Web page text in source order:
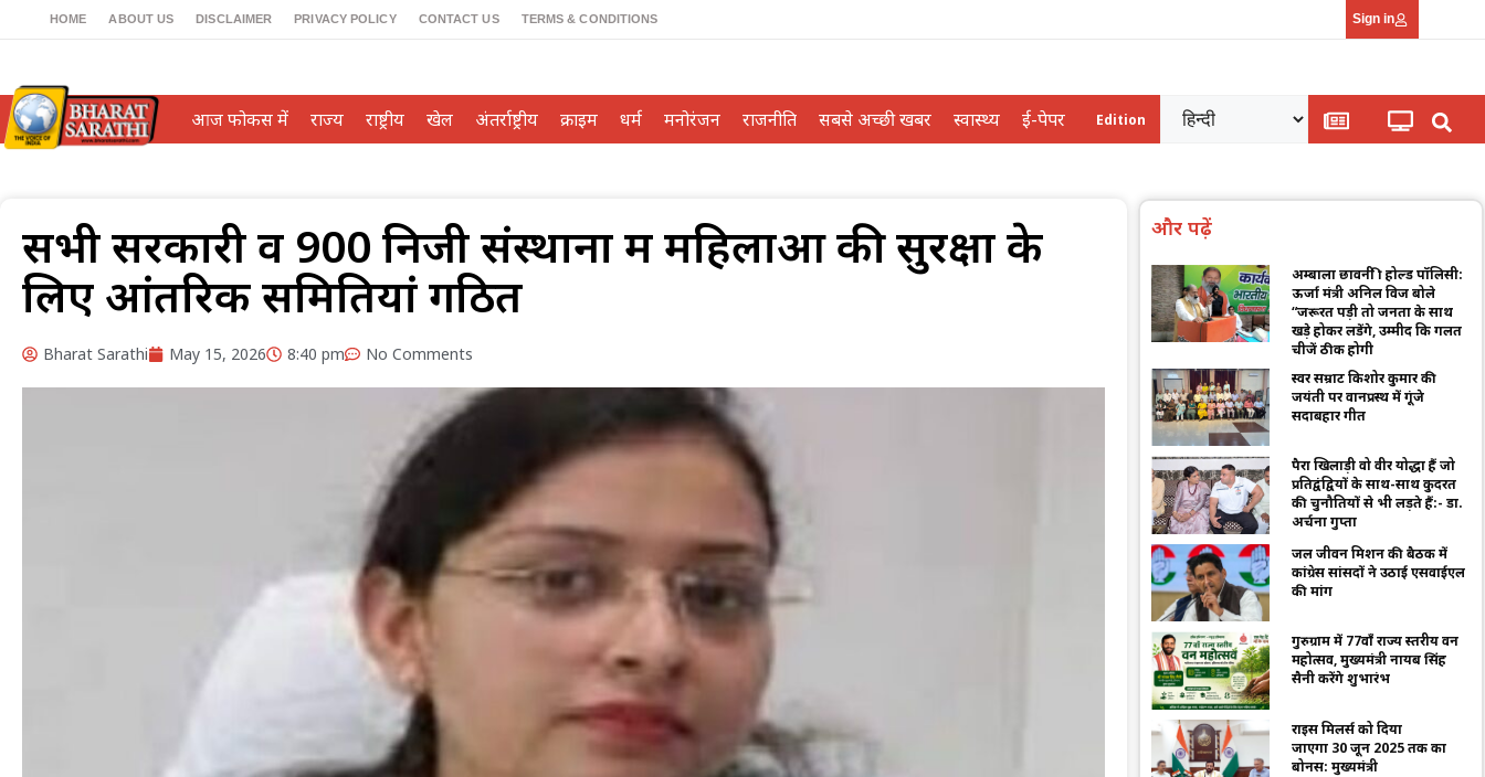
HOME ABOUT US DISCLAIMER PRIVACY POLICY CONTACT US TERMS & CONDITIONS Sign in
आज फोकस में राज्य राष्ट्रीय खेल अंतर्राष्ट्रीय क्राइम धर्म मनोरंजन राजनीति सबसे अच्छी खबर स्वास्थ्य ई-पेपर Edition
सभी सरकारी व 900 निजी संस्थानों में महिलाओं की सुरक्षा के
लिए आंतरिक समितियां गठित
Bharat Sarathi May 15, 2026 8:40 pm No Comments
और पढ़ें
अम्बाला छावनी फ्री होल्ड पॉलिसी:
ऊर्जा मंत्री अनिल विज बोले
“जरूरत पड़ी तो जनता के साथ
खड़े होकर लडेंगे, उम्मीद कि गलत
चीजें ठीक होगी
स्वर सम्राट किशोर कुमार की
जयंती पर वानप्रस्थ में गूंजे
सदाबहार गीत
पैरा खिलाड़ी वो वीर योद्धा हैं जो
प्रतिद्वंद्वियों के साथ-साथ कुदरत
की चुनौतियों से भी लड़ते हैं:- डा.
अर्चना गुप्ता
जल जीवन मिशन की बैठक में
कांग्रेस सांसदों ने उठाई एसवाईएल
की मांग
गुरुग्राम में 77वाँ राज्य स्तरीय वन
महोत्सव, मुख्यमंत्री नायब सिंह
सैनी करेंगे शुभारंभ
राइस मिलर्स को दिया
जाएगा 30 जून 2025 तक का
बोनस: मुख्यमंत्री